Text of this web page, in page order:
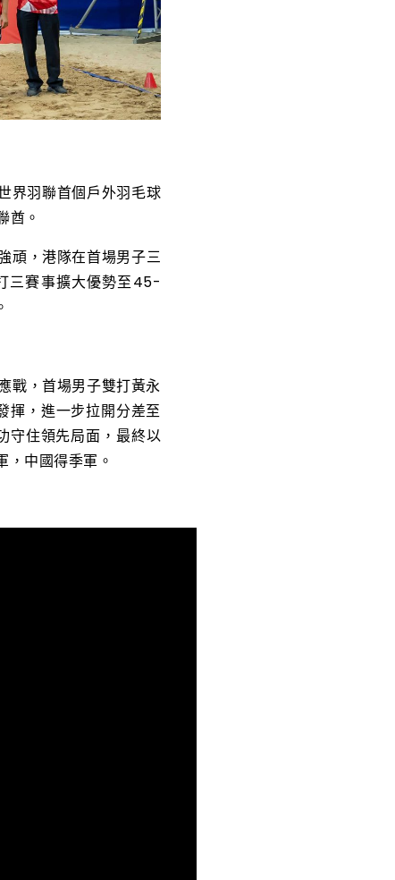
界羽聯首個戶外羽毛球
酋。
頑，港隊在首場男子三
三賽事擴大優勢至45-
戰，首場男子雙打黃永
揮，進一步拉開分差至
守住領先局面，最終以
中國得季軍。